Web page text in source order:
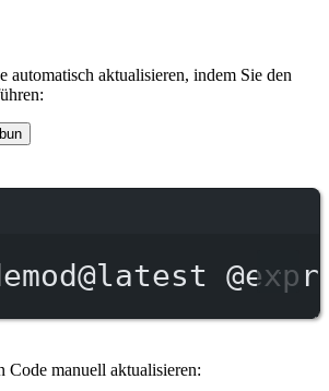
automatisch aktualisieren, indem Sie den
bun
Code manuell aktualisieren: